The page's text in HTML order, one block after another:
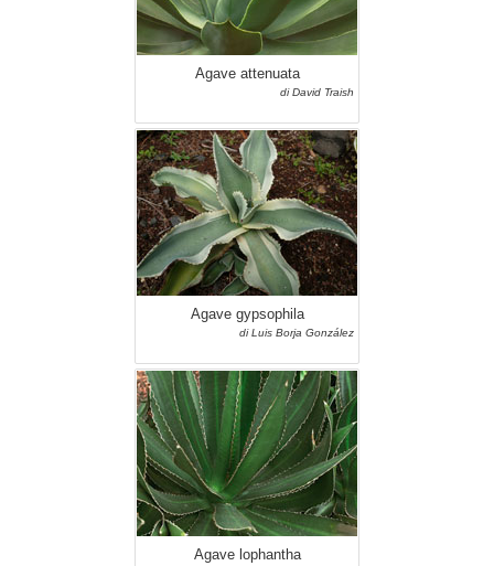
Agave attenuata
di David Traish
Agave gypsophila
di Luis Borja González
Agave lophantha